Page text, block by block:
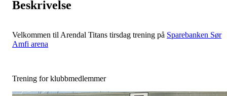
Beskrivelse
Velkommen til Arendal Titans tirsdag trening på Sparebanken Sør
Amfi arena
Trening for klubbmedlemmer